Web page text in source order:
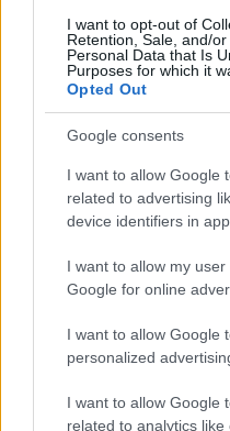
I want to opt-out of
Retention, Sale, and/
Personal Data that Is
Purposes for which it
Opted Out
Google consents
I want to allow Google
related to advertising
device identifiers in
I want to allow my
Google for online
I want to allow Google
personalized
I want to allow Google
related to analytics
Népszerű